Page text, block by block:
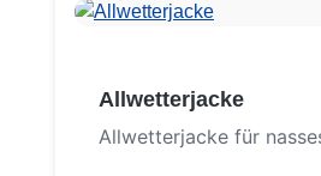
Allwetterjacke
Allwetterjacke für